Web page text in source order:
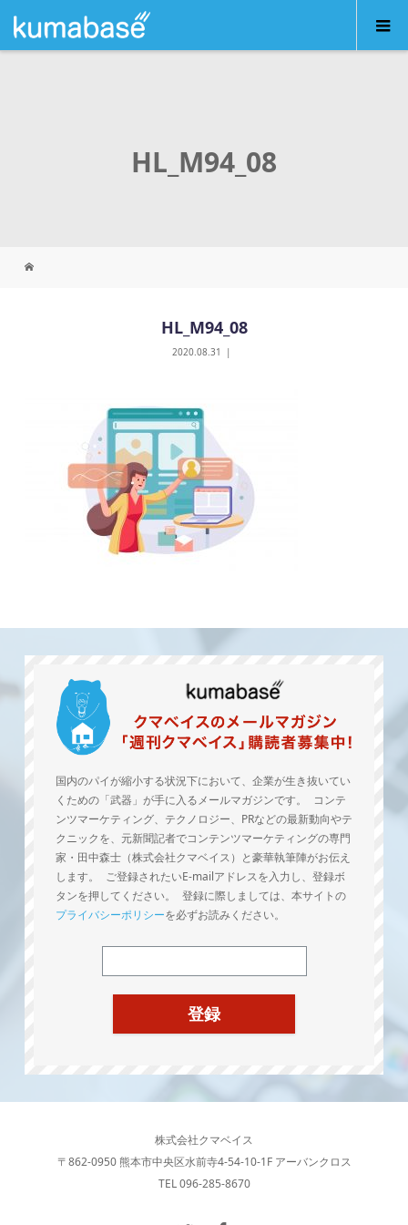
HL_M94_08
HL_M94_08
2020.08.31
国内のパイが縮小する状況下において、企業が生き抜いてい
くための「武器」が手に入るメールマガジンです。 コンテ
ンツマーケティング、テクノロジー、PRなどの最新動向やテ
クニックを、元新聞記者でコンテンツマーケティングの専門
家・田中森士（株式会社クマベイス）と豪華執筆陣がお伝え
します。 ご登録されたいE-mailアドレスを入力し、登録ボ
タンを押してください。 登録に際しましては、本サイトの
プライバシーポリシーを必ずお読みください。
株式会社クマベイス
〒862-0950 熊本市中央区水前寺4-54-10-1F アーバンクロス
TEL 096-285-8670